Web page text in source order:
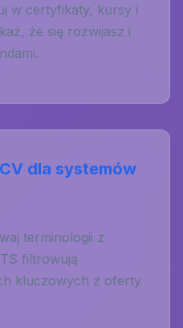
w certyfikaty, kursy i
że się rozwijasz i
dla systemów
terminologii z
filtrowują
kluczowych z oferty